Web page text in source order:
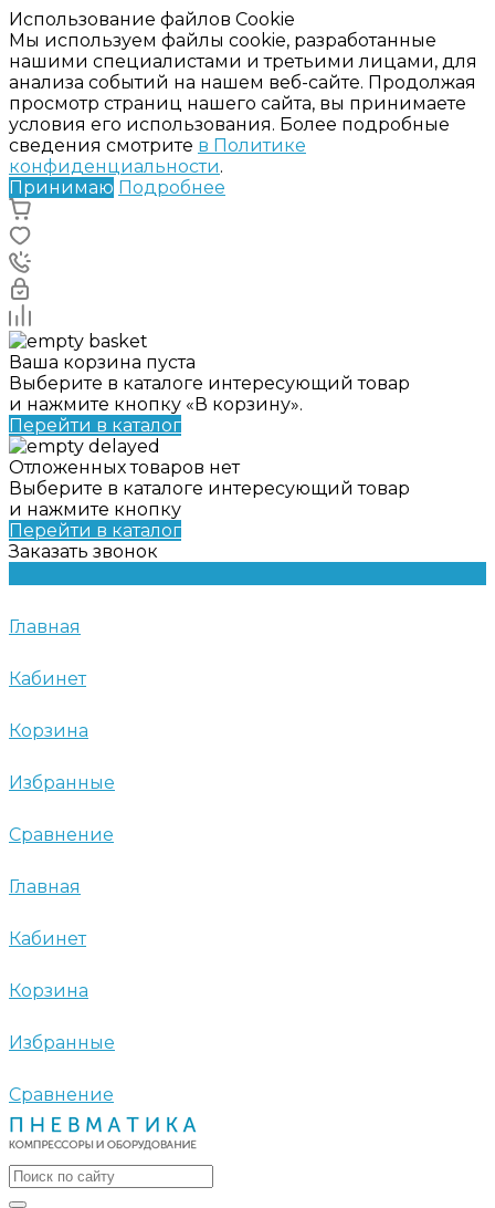
Использование файлов Cookie
Мы используем файлы cookie, разработанные
нашими специалистами и третьими лицами, для
анализа событий на нашем веб-сайте. Продолжая
просмотр страниц нашего сайта, вы принимаете
условия его использования. Более подробные
сведения смотрите в Политике
конфиденциальности.
Принимаю Подробнее
Ваша корзина пуста
Выберите в каталоге интересующий товар
и нажмите кнопку «В корзину».
Перейти в каталог
Отложенных товаров нет
Выберите в каталоге интересующий товар
и нажмите кнопку
Перейти в каталог
Заказать звонок
Главная
Кабинет
Корзина
Избранные
Сравнение
Главная
Кабинет
Корзина
Избранные
Сравнение